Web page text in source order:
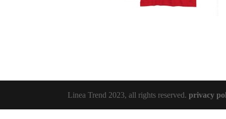
Linea Trend 2023, all rights reserved.privacy